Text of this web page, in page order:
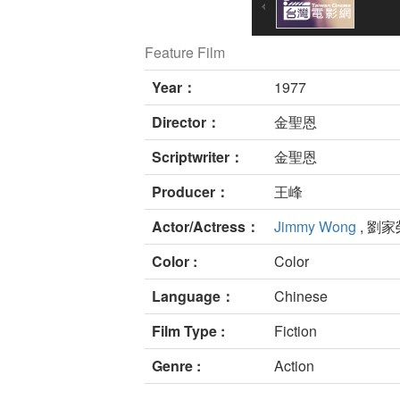
Feature Film
Year：
1977
Director：
金聖恩
Scriptwriter：
金聖恩
Producer：
王峰
Actor/Actress：
Jimmy Wong , 劉家
Color :
Color
Language：
Chinese
Film Type :
Fiction
Genre :
Action